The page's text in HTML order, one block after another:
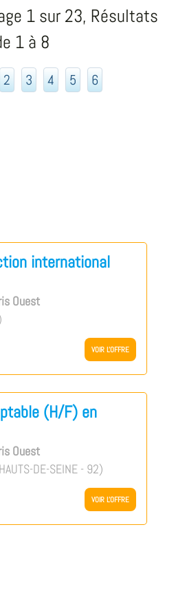
1 sur 23, Résultats
1 à 8
2 3 4 5 6
international
Ouest
VOIR L'OFFRE
(H/F) en
Ouest
DE-SEINE - 92)
VOIR L'OFFRE